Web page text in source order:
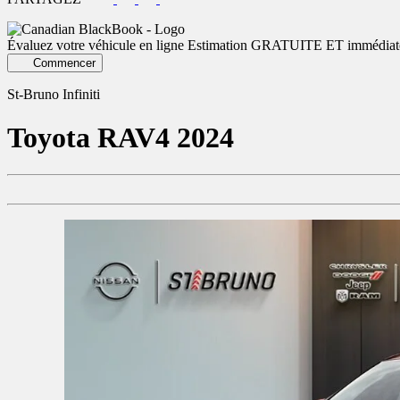
Évaluez votre véhicule en ligne Estimation GRATUITE ET
Commencer
St-Bruno Infiniti
Toyota RAV4 2024